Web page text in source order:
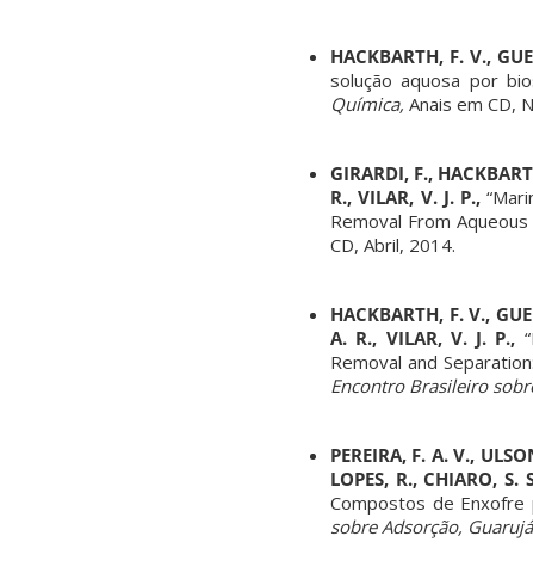
HACKBARTH, F. V.,
solução aquosa por
Química, Anais em CD,
GIRARDI, F.,
R., VILAR, V. J. P.,
Removal From Aqueous
CD, Abril, 2014.
HACKBARTH, F. V.,
A. R., VILAR, V. J. P.,
Removal and
Encontro Brasileiro
PEREIRA, F. A. V.,
LOPES, R., CHIARO, S.
Compostos de Enxofre
sobre Adsorção,